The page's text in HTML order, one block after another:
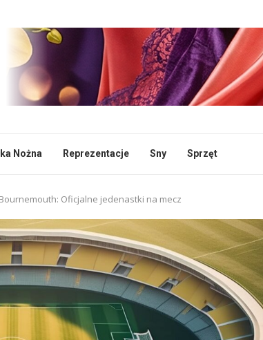
Nożna Reprezentacje Sny Sprzęt
Bournemouth: Oficjalne jedenastki na mecz